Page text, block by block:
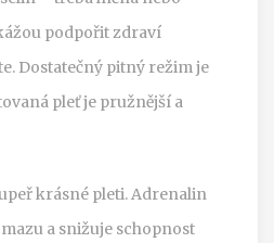
podpořit zdraví
Dostatečný pitný režim je
pleť je pružnější a
krásné pleti. Adrenalin
a snižuje schopnost